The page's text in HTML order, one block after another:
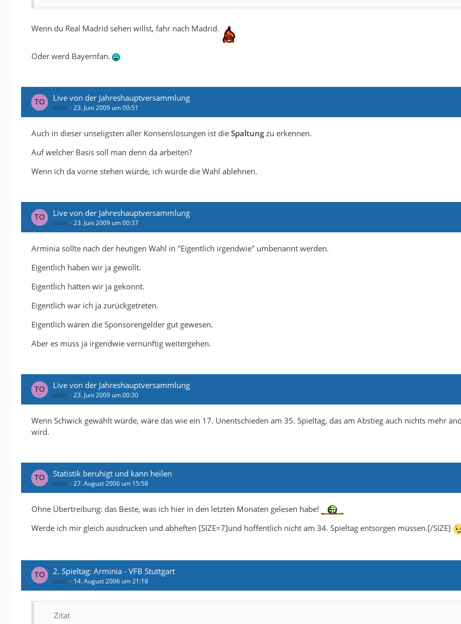
Wenn du Real Madrid sehen willst, fahr nach Madrid.
Oder werd Bayernfan.
Live von der Jahreshauptversammlung
tobsi 23. Juni 2009 um 00:51
Auch in dieser unseligsten aller Konsenslösungen ist die Spaltung zu erkennen.
Auf welcher Basis soll man denn da arbeiten?
Wenn ich da vorne stehen würde, ich würde die Wahl ablehnen.
Live von der Jahreshauptversammlung
tobsi 23. Juni 2009 um 00:37
Arminia sollte nach der heutigen Wahl in "Eigentlich irgendwie" umbenannt werden.
Eigentlich haben wir ja gewollt.
Eigentlich hätten wir ja gekonnt.
Eigentlich war ich ja zurückgetreten.
Eigentlich wären die Sponsorengelder gut gewesen.
Aber es muss ja irgendwie vernünftig weitergehen.
Live von der Jahreshauptversammlung
tobsi 23. Juni 2009 um 00:30
Wenn Schwick gewählt würde, wäre das wie ein 17. Unentschieden am 35. Spieltag, das am Abstieg auch nichts mehr
wird.
Statistik beruhigt und kann heilen
tobsi 27. August 2006 um 15:58
Ohne Übertreibung: das Beste, was ich hier in den letzten Monaten gelesen habe!
Werde ich mir gleich ausdrucken und abheften [SIZE=7]und hoffentlich nicht am 34. Spieltag entsorgen müssen.[/SIZE]
2. Spieltag: Arminia - VFB Stuttgart
tobsi 14. August 2006 um 21:18
Zitat